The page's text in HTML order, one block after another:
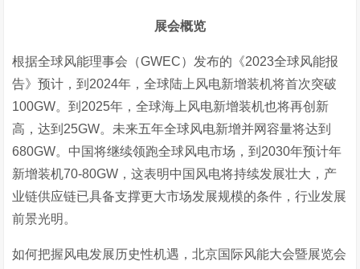
展会概览
根据全球风能理事会（GWEC）发布的《2023全球风能报
告》预计，到2024年，全球陆上风电新增装机将首次突破
100GW。到2025年，全球海上风电新增装机也将再创新
高，达到25GW。未来五年全球风电新增并网容量将达到
680GW。中国将继续领跑全球风电市场，到2030年预计年
新增装机70-80GW，这表明中国风电将持续发展壮大，产
业链供应链已具备支撑更大市场发展规模的条件，行业发展
前景光明。
如何把握风电发展历史性机遇，北京国际风能大会暨展览会